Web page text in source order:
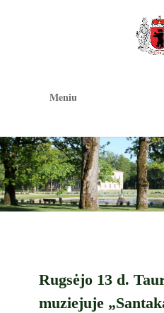
Meniu
Rugsėjo 13 d.
muziejuje